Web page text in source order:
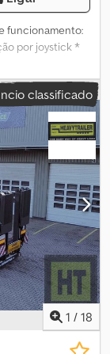
funcionamento:
por joystick *
de lubrificação *
Sujeito a
disponível! Para
nos uma
WhatsApp
classificado
1 / 18